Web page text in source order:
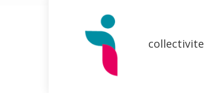
collectivite